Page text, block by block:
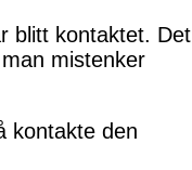
blitt kontaktet. Det
mistenker
kontakte den